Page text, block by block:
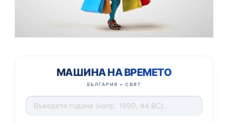
МАШИНА НА ВРЕМЕТО
БЪЛГАРИЯ + СВЯТ